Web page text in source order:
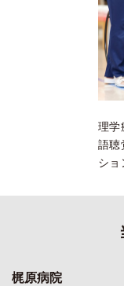
理学
語聴
ショ
梶原病院